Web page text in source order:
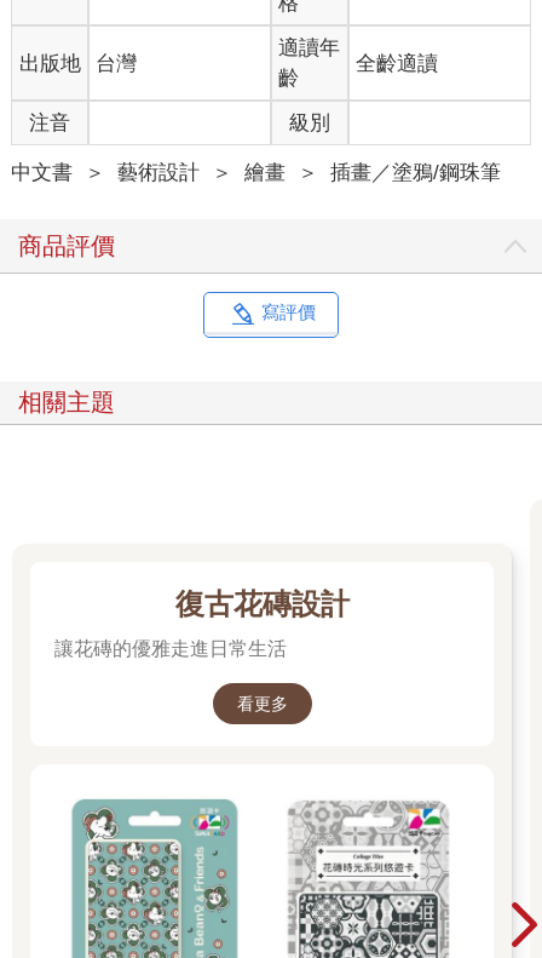
出版地 台灣
適讀年
齡
全齡適讀
注音 級別
中文書 ＞ 藝術設計 ＞ 繪畫 ＞ 插畫／塗鴉/鋼珠筆
商品評價
寫評價
相關主題
復古花磚設計
讓花磚的優雅走進日常生活
看更多